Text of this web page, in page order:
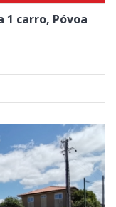
1 carro, Póvoa